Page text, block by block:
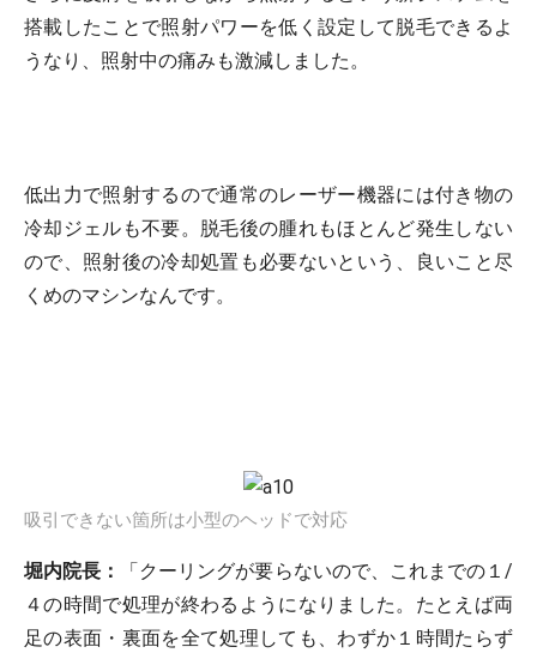
搭載したことで照射パワーを低く設定して脱毛できるよ
うなり、照射中の痛みも激減しました。
低出力で照射するので通常のレーザー機器には付き物の
冷却ジェルも不要。脱毛後の腫れもほとんど発生しない
ので、照射後の冷却処置も必要ないという、良いこと尽
くめのマシンなんです。
吸引できない箇所は小型のヘッドで対応
堀内院長：
「クーリングが要らないので、これまでの１/
４の時間で処理が終わるようになりました。たとえば両
足の表面・裏面を全て処理しても、わずか１時間たらず